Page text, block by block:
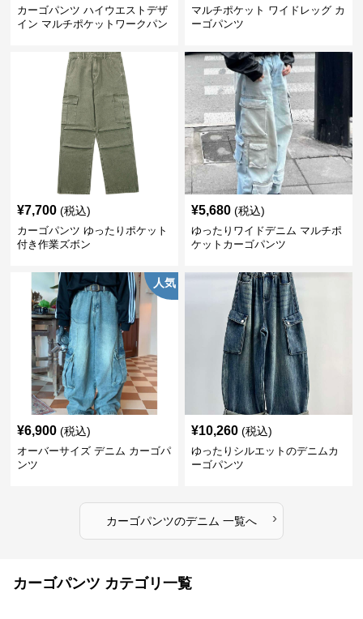
カーゴパンツ ハイウエストデザ
イン マルチポケットワークパン
マルチポケット ワイドレッグ カ
ーゴパンツ
¥7,700 (税込)
カーゴパンツ ゆったりポケット
付き作業ズボン
¥5,680 (税込)
ゆったりワイドデニム マルチポ
ケットカーゴパンツ
人気
¥6,900 (税込)
オーバーサイズ デニム カーゴパ
ンツ
¥10,260 (税込)
ゆったりシルエットのデニムカ
ーゴパンツ
カーゴパンツのデニム 一覧へ ›
カーゴパンツ カテゴリ一覧